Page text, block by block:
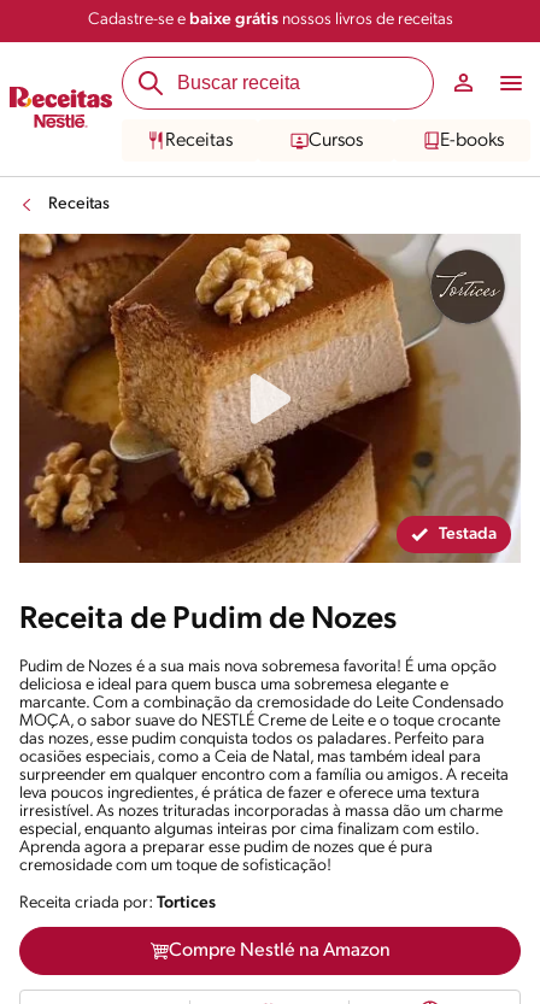
Cadastre-se e baixe grátisnossos livros de receitas
Receitas Cursos E-books
Receitas
Salvar Compartilhar
Testada
Receita de Pudim de Nozes
Pudim de Nozes é a sua mais nova sobremesa favorita! É uma opção
deliciosa e ideal para quem busca uma sobremesa elegante e
marcante. Com a combinação da cremosidade do Leite Condensado
MOÇA, o sabor suave do NESTLÉ Creme de Leite e o toque crocante
das nozes, esse pudim conquista todos os paladares. Perfeito para
ocasiões especiais, como a Ceia de Natal, mas também ideal para
surpreender em qualquer encontro com a família ou amigos. A receita
leva poucos ingredientes, é prática de fazer e oferece uma textura
irresistível. As nozes trituradas incorporadas à massa dão um charme
especial, enquanto algumas inteiras por cima finalizam com estilo.
Aprenda agora a preparar esse pudim de nozes que é pura
cremosidade com um toque de sofisticação!
Receita criada por: Tortices
Compre Nestlé na Amazon